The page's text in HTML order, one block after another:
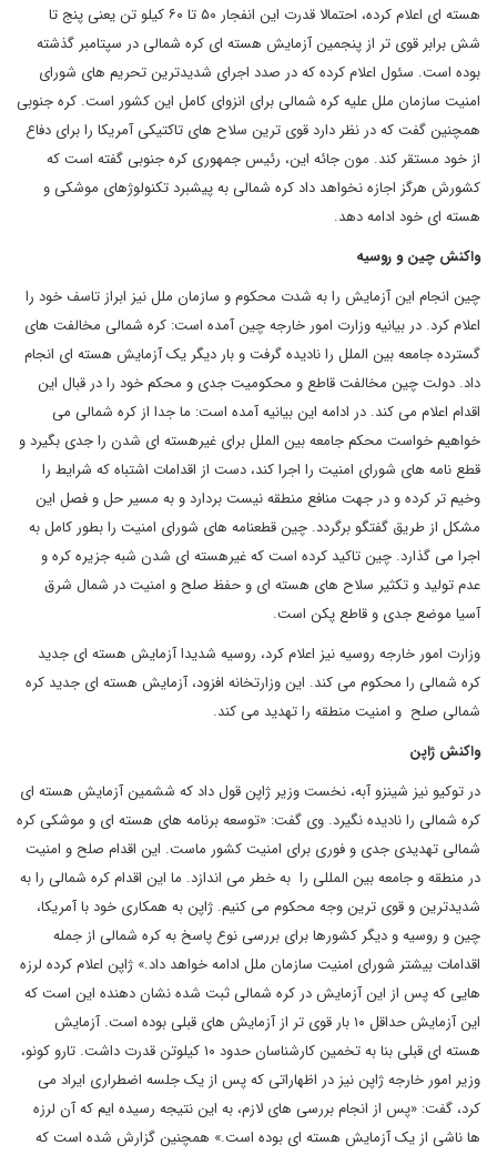
هسته ای اعلام کرده، احتمالا قدرت این انفجار ۵۰ تا ۶۰ کیلو تن یعنی پنج تا
شش برابر قوی تر از پنجمین آزمایش هسته ای کره شمالی در سپتامبر گذشته
بوده است. سئول اعلام کرده که در صدد اجرای شدیدترین تحریم های شورای
امنیت سازمان ملل علیه کره شمالی برای انزوای کامل این کشور است. کره جنوبی
همچنین گفت که در نظر دارد قوی ترین سلاح های تاکتیکی آمریکا را برای دفاع
از خود مستقر کند. مون جائه این، رئیس جمهوری کره جنوبی گفته است که
کشورش هرگز اجازه نخواهد داد کره شمالی به پیشبرد تکنولوژهای موشکی و
هسته ای خود ادامه دهد.
واکنش چین و روسیه
چین انجام این آزمایش را به شدت محکوم و سازمان ملل نیز ابراز تاسف خود را
اعلام کرد. در بیانیه وزارت امور خارجه چین آمده است: کره شمالی مخالفت های
گسترده جامعه بین الملل را نادیده گرفت و بار دیگر یک آزمایش هسته ای انجام
داد. دولت چین مخالفت قاطع و محکومیت جدی و محکم خود را در قبال این
اقدام اعلام می کند. در ادامه این بیانیه آمده است: ما جدا از کره شمالی می
خواهیم خواست محکم جامعه بین الملل برای غیرهسته ای شدن را جدی بگیرد و
قطع نامه های شورای امنیت را اجرا کند، دست از اقدامات اشتباه که شرایط را
وخیم تر کرده و در جهت منافع منطقه نیست بردارد و به مسیر حل و فصل این
مشکل از طریق گفتگو برگردد. چین قطعنامه های شورای امنیت را بطور کامل به
اجرا می گذارد. چین تاکید کرده است که غیرهسته ای شدن شبه جزیره کره و
عدم تولید و تکثیر سلاح های هسته ای و حفظ صلح و امنیت در شمال شرق
آسیا موضع جدی و قاطع پکن است.
وزارت امور خارجه روسیه نیز اعلام کرد، روسیه شدیدا آزمایش هسته ای جدید
کره شمالی را محکوم می کند. این وزارتخانه افزود، آزمایش هسته ای جدید کره
شمالی صلح و امنیت منطقه را تهدید می کند.
واکنش ژاپن
در توکیو نیز شینزو آبه، نخست وزیر ژاپن قول داد که ششمین آزمایش هسته ای
کره شمالی را نادیده نگیرد. وی گفت: «توسعه برنامه های هسته ای و موشکی کره
شمالی تهدیدی جدی و فوری برای امنیت کشور ماست. این اقدام صلح و امنیت
در منطقه و جامعه بین المللی را به خطر می اندازد. ما این اقدام کره شمالی را به
شدیدترین و قوی ترین وجه محکوم می کنیم. ژاپن به همکاری خود با آمریکا،
چین و روسیه و دیگر کشورها برای بررسی نوع پاسخ به کره شمالی از جمله
اقدامات بیشتر شورای امنیت سازمان ملل ادامه خواهد داد.» ژاپن اعلام کرده لرزه
هایی که پس از این آزمایش در کره شمالی ثبت شده نشان دهنده این است که
این آزمایش حداقل ۱۰ بار قوی تر از آزمایش های قبلی بوده است. آزمایش
هسته ای قبلی بنا به تخمین کارشناسان حدود ۱۰ کیلوتن قدرت داشت. تارو کونو،
وزیر امور خارجه ژاپن نیز در اظهاراتی که پس از یک جلسه اضطراری ایراد می
کرد، گفت: «پس از انجام بررسی های لازم، به این نتیجه رسیده ایم که آن لرزه
ها ناشی از یک آزمایش هسته ای بوده است.» همچنین گزارش شده است که